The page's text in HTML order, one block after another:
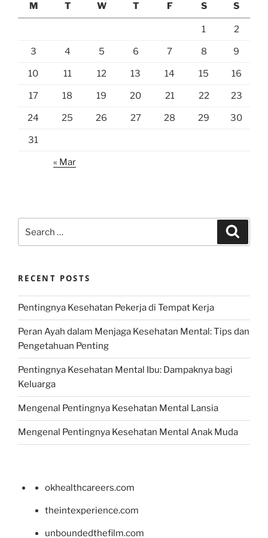
M
T W T F S S
1 2
3 4 5 6 7 8 9
10 11 12 13 14 15 16
17 18 19 20 21 22 23
24 25 26 27 28 29 30
31
« Mar
for:
RECENT POSTS
Pentingnya Kesehatan Pekerja di Tempat Kerja
Peran Ayah dalam Menjaga Kesehatan Mental: Tips dan
Pengetahuan Penting
Pentingnya Kesehatan Mental Ibu: Dampaknya bagi
Keluarga
Mengenal Pentingnya Kesehatan Mental Lansia
Mengenal Pentingnya Kesehatan Mental Anak Muda
okhealthcareers.com
theintexperience.com
unboundedthefilm.com